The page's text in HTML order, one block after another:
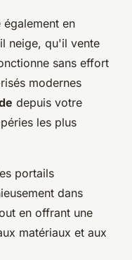
en
neige, qu'il vente
sans effort
modernes
depuis votre
les plus
portails
dans
en offrant une
matériaux et aux